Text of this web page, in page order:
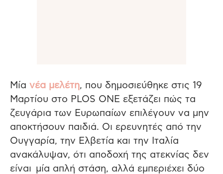
Μία νέα μελέτη, που δημοσιεύθηκε στις 19
Μαρτίου στο PLOS ONE εξετάζει πώς τα
ζευγάρια των Ευρωπαίων επιλέγουν να μην
αποκτήσουν παιδιά. Οι ερευνητές από την
Ουγγαρία, την Ελβετία και την Ιταλία
ανακάλυψαν, ότι αποδοχή της ατεκνίας δεν
είναι μία απλή στάση, αλλά εμπεριέχει δύο